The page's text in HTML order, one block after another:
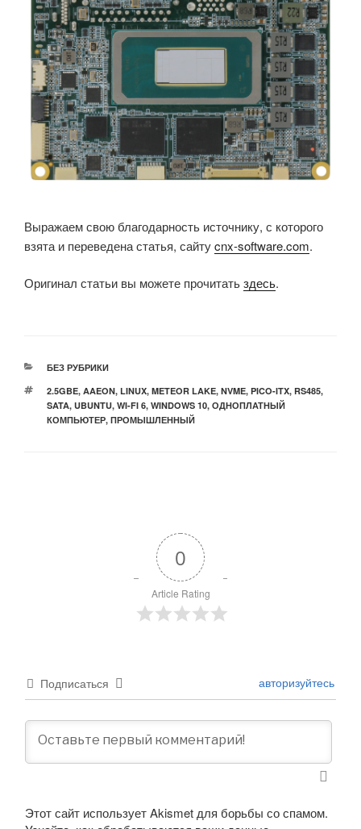
Выражаем свою благодарность источнику, с которого
взята и переведена статья, сайтуcnx-software.com.
Оригинал статьи вы можете прочитатьздесь.
РУБРИКИ
БЕЗ РУБРИКИ
МЕТКИ
2.5GBE, AAEON, LINUX, METEOR LAKE, NVME, PICO-ITX, RS485,
SATA, UBUNTU, WI-FI 6, WINDOWS 10, ОДНОПЛАТНЫЙ
КОМПЬЮТЕР, ПРОМЫШЛЕННЫЙ
0
Article Rating
Подписаться авторизуйтесь
Этот сайт использует Akismet для борьбы со спамом.